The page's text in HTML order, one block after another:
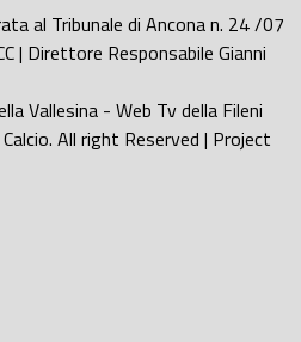
al Tribunale di Ancona n. 24 /07
| Direttore Responsabile Gianni
Vallesina - Web Tv della Fileni
All right Reserved | Project